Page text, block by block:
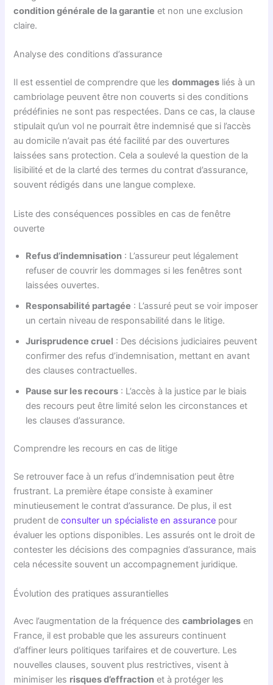
condition générale de la garantie et non une exclusion
claire.
Analyse des conditions d’assurance
Il est essentiel de comprendre que lesdommages liés à un
cambriolage peuvent être non couverts si des conditions
prédéfinies ne sont pas respectées. Dans ce cas, la clause
stipulait qu’un vol ne pourrait être indemnisé que si l’accès
au domicile n’avait pas été facilité par des ouvertures
laissées sans protection. Cela a soulevé la question de la
lisibilité et de la clarté des termes du contrat d’assurance,
souvent rédigés dans une langue complexe.
Liste des conséquences possibles en cas de fenêtre
ouverte
Refus d’indemnisation : L’assureur peut légalement
refuser de couvrir les dommages si les fenêtres sont
laissées ouvertes.
Responsabilité partagée : L’assuré peut se voir imposer
un certain niveau de responsabilité dans le litige.
Jurisprudence cruel : Des décisions judiciaires peuvent
confirmer des refus d’indemnisation, mettant en avant
des clauses contractuelles.
Pause sur les recours : L’accès à la justice par le biais
des recours peut être limité selon les circonstances et
les clauses d’assurance.
Comprendre les recours en cas de litige
Se retrouver face à un refus d’indemnisation peut être
frustrant. La première étape consiste à examiner
minutieusement le contrat d’assurance. De plus, il est
prudent deconsulter un spécialiste en assurance pour
évaluer les options disponibles. Les assurés ont le droit de
contester les décisions des compagnies d’assurance, mais
cela nécessite souvent un accompagnement juridique.
Évolution des pratiques assurantielles
Avec l’augmentation de la fréquence descambriolages en
France, il est probable que les assureurs continuent
d’affiner leurs politiques tarifaires et de couverture. Les
nouvelles clauses, souvent plus restrictives, visent à
minimiser les risques d’effraction et à protéger les